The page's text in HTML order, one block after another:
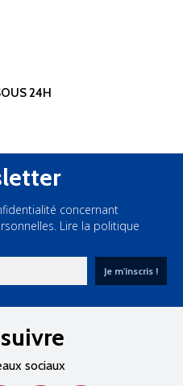
24H
concernant
Lire la politique
sociaux